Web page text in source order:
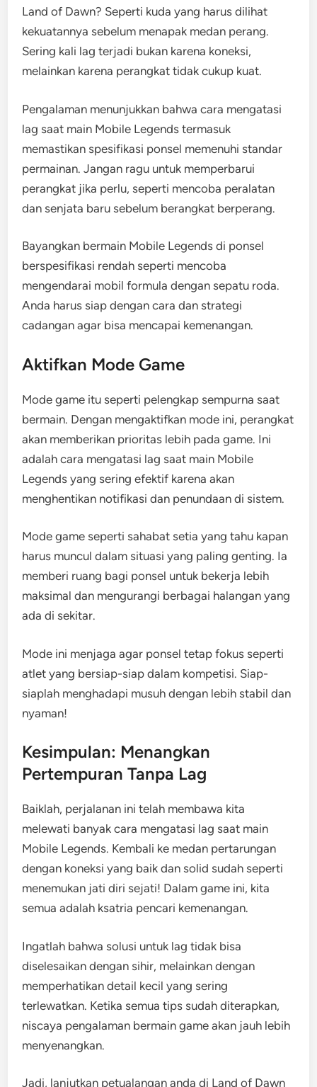
Land of Dawn? Seperti kuda yang harus dilihat
kekuatannya sebelum menapak medan perang.
Sering kali lag terjadi bukan karena koneksi,
melainkan karena perangkat tidak cukup kuat.
Pengalaman menunjukkan bahwa cara mengatasi
lag saat main Mobile Legends termasuk
memastikan spesifikasi ponsel memenuhi standar
permainan. Jangan ragu untuk memperbarui
perangkat jika perlu, seperti mencoba peralatan
dan senjata baru sebelum berangkat berperang.
Bayangkan bermain Mobile Legends di ponsel
berspesifikasi rendah seperti mencoba
mengendarai mobil formula dengan sepatu roda.
Anda harus siap dengan cara dan strategi
cadangan agar bisa mencapai kemenangan.
Aktifkan Mode Game
Mode game itu seperti pelengkap sempurna saat
bermain. Dengan mengaktifkan mode ini, perangkat
akan memberikan prioritas lebih pada game. Ini
adalah cara mengatasi lag saat main Mobile
Legends yang sering efektif karena akan
menghentikan notifikasi dan penundaan di sistem.
Mode game seperti sahabat setia yang tahu kapan
harus muncul dalam situasi yang paling genting. Ia
memberi ruang bagi ponsel untuk bekerja lebih
maksimal dan mengurangi berbagai halangan yang
ada di sekitar.
Mode ini menjaga agar ponsel tetap fokus seperti
atlet yang bersiap-siap dalam kompetisi. Siap-
siaplah menghadapi musuh dengan lebih stabil dan
nyaman!
Kesimpulan: Menangkan
Pertempuran Tanpa Lag
Baiklah, perjalanan ini telah membawa kita
melewati banyak cara mengatasi lag saat main
Mobile Legends. Kembali ke medan pertarungan
dengan koneksi yang baik dan solid sudah seperti
menemukan jati diri sejati! Dalam game ini, kita
semua adalah ksatria pencari kemenangan.
Ingatlah bahwa solusi untuk lag tidak bisa
diselesaikan dengan sihir, melainkan dengan
memperhatikan detail kecil yang sering
terlewatkan. Ketika semua tips sudah diterapkan,
niscaya pengalaman bermain game akan jauh lebih
menyenangkan.
Jadi, lanjutkan petualangan anda di Land of Dawn